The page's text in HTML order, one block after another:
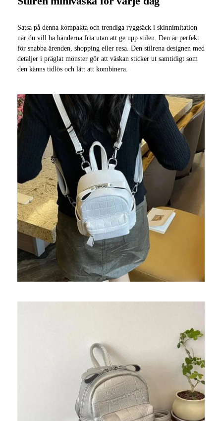
Satsa på denna kompakta och trendiga ryggsäck i skinnimitation
när du vill ha händerna fria utan att ge upp stilen. Den är perfekt
för snabba ärenden, shopping eller resa. Den stilrena designen med
detaljer i präglat mönster gör att väskan sticker ut samtidigt som
den känns tidlös och lätt att kombinera.